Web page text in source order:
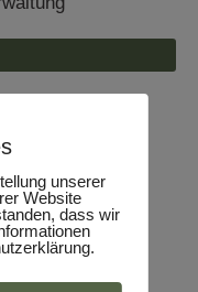
unserer
Website
dass wir